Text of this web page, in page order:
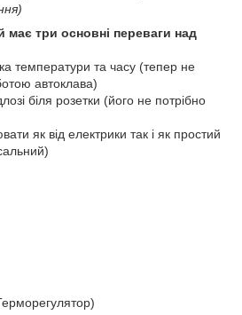
має три основні переваги над
температури та часу (тепер не
автоклава)
біля розетки (його не потрібно
як від електрики так і як простий